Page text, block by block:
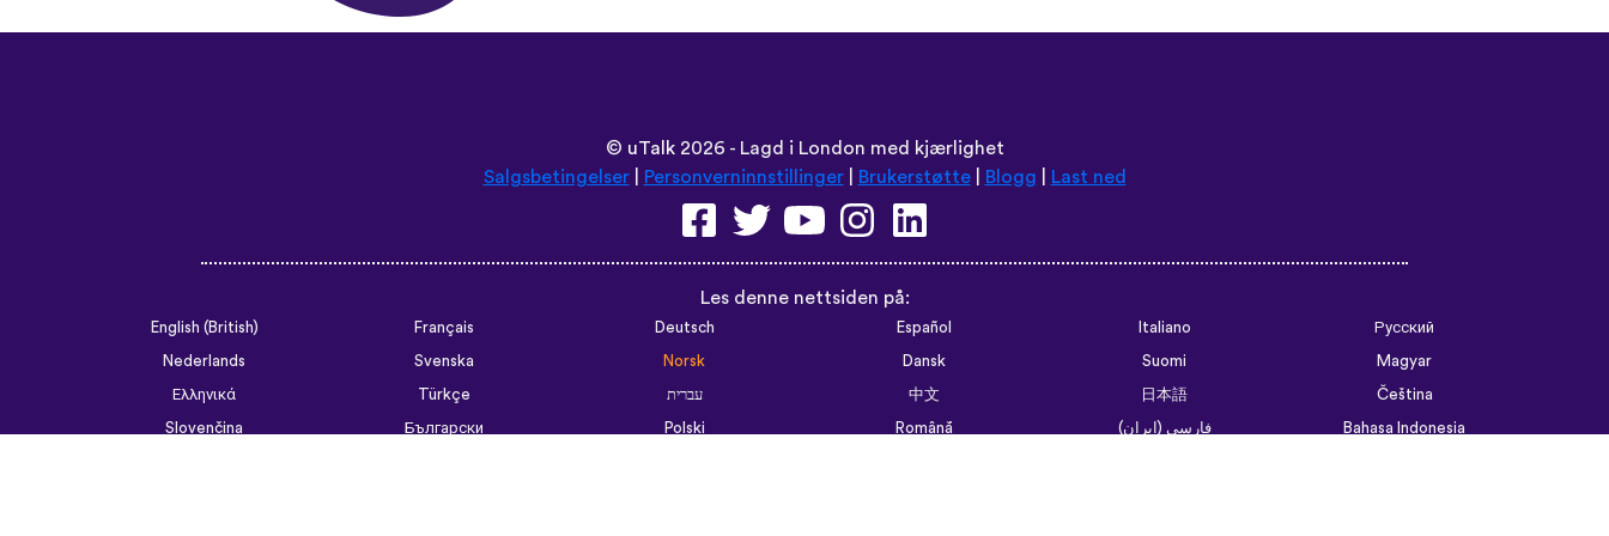
© uTalk2026 - Lagd i London med kjærlighet
Salgsbetingelser| Personverninnstillinger| Brukerstøtte| Blogg Last ned
Les denne nettsiden på:
English (British) Français Deutsch Español Italiano
Русский
Nederlands
Svenska Norsk Dansk Suomi
Magyar
Ελληνικά
Türkçe עברית 中文 日本語
Čeština
Slovenčina
Български Polski Română فارسی (ایران)
Bahasa Indonesia